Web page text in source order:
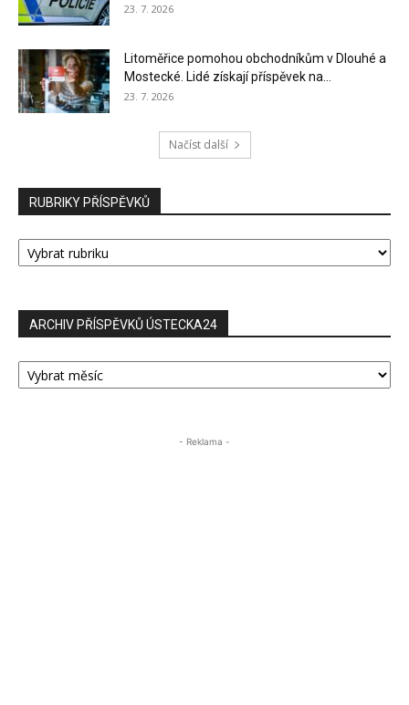
23. 7. 2026
Litoměřice pomohou obchodníkům v Dlouhé a
Mostecké. Lidé získají příspěvek na...
23. 7. 2026
Načíst další
RUBRIKY PŘÍSPĚVKŮ
RUBRIKY
PŘÍSPĚVKŮ
ARCHIV PŘÍSPĚVKŮ ÚSTECKA24
ARCHIV
PŘÍSPĚVKŮ
- Reklama -